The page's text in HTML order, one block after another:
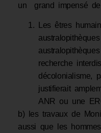
un grand impensé
Les êtres
recherche
décolonialisme,
justifierait
ANR ou une
b) les travaux de
aussi que les